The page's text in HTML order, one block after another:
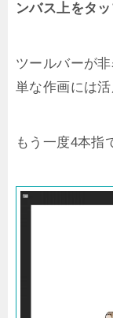
ンバス上をタ
ツールバーが
単な作画には
もう一度4本指